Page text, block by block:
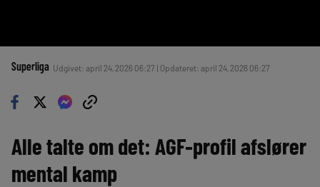
Superliga Udgivet: april 24, 2026 06:27 | Opdateret: april 24, 2026 06:27
Alle talte om det: AGF-profil afslører
mental kamp